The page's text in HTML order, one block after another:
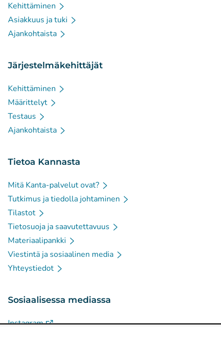
Kehittäminen
Asiakkuus ja tuki
Ajankohtaista
Järjestelmäkehittäjät
Kehittäminen
Määrittelyt
Testaus
Ajankohtaista
Tietoa Kannasta
Mitä Kanta-palvelut ovat?
Tutkimus ja tiedolla johtaminen
Tilastot
Tietosuoja ja saavutettavuus
Materiaalipankki
Viestintä ja sosiaalinen media
Yhteystiedot
Sosiaalisessa mediassa
Instagram(Avautuu uuteen välilehteen)